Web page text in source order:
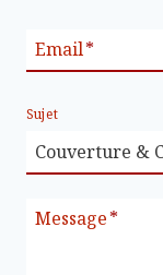
Email *
Sujet
Message *